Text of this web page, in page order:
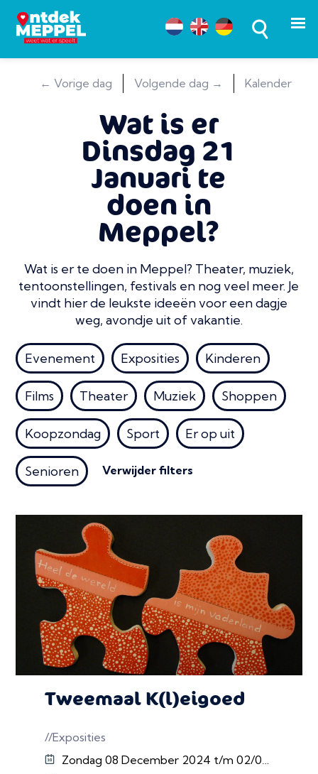
Kalender
Volgende dag →
← Vorige dag
Wat is er
Dinsdag 21
Januari te
doen in
Meppel?
Wat is er te doen in Meppel? Theater, muziek,
tentoonstellingen, festivals en nog veel meer. Je
vindt hier de leukste ideeën voor een dagje
weg, avondje uit of vakantie.
Evenement Exposities Kinderen
Films Theater Muziek Shoppen
Koopzondag Sport Er op uit
Senioren Verwijder filters
Tweemaal K(l)eigoed
//Exposities
Zondag 08 December 2024 t/m 02/02/2025